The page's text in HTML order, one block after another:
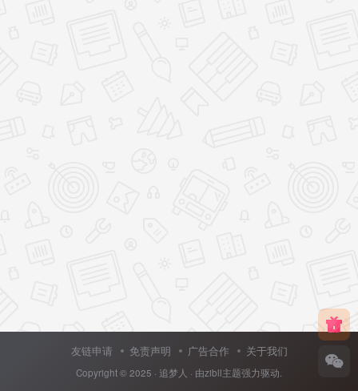
友链申请 免责声明 广告合作 关于我们
Copyright © 2025 · 追梦人 · 由zibll主题强力驱动.